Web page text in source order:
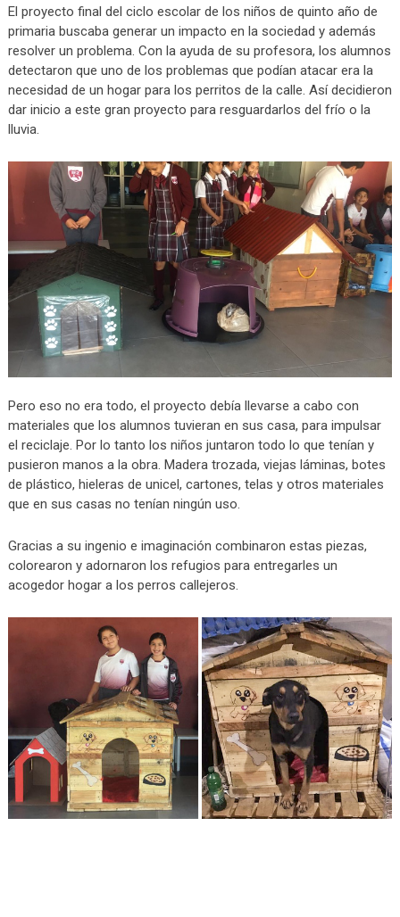
El proyecto final del ciclo escolar de los niños de quinto año de
primaria buscaba generar un impacto en la sociedad y además
resolver un problema. Con la ayuda de su profesora, los alumnos
detectaron que uno de los problemas que podían atacar era la
necesidad de un hogar para los perritos de la calle. Así decidieron
dar inicio a este gran proyecto para resguardarlos del frío o la
lluvia.
Pero eso no era todo, el proyecto debía llevarse a cabo con
materiales que los alumnos tuvieran en sus casa, para impulsar
el reciclaje. Por lo tanto los niños juntaron todo lo que tenían y
pusieron manos a la obra. Madera trozada, viejas láminas, botes
de plástico, hieleras de unicel, cartones, telas y otros materiales
que en sus casas no tenían ningún uso.
Gracias a su ingenio e imaginación combinaron estas piezas,
colorearon y adornaron los refugios para entregarles un
acogedor hogar a los perros callejeros.